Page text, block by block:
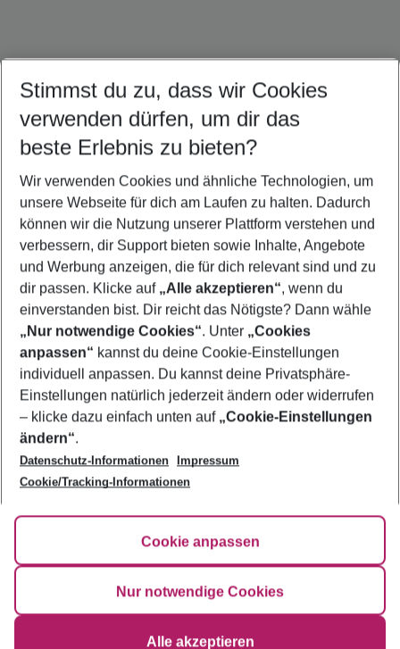
Ergebnisse filtern
Quicklinks
Pauschalreisen Durrës
Famillienurlaub Durrës
Footer
Footer navigation
Über uns
AGB
Bestpreisgarantie
Cookie-Einstellungen ändern
Cookie-Richtlinie
Impressum
Agenturbetreuung
Barrierefreies Reisen
HanseMerkur Reiseversicherung
Hilfe & Kontakt
Folge uns
Stimmst du zu, dass wir Cookies
verwenden dürfen, um dir das
beste Erlebnis zu bieten?
Wir verwenden Cookies und ähnliche Technologien, um
unsere Webseite für dich am Laufen zu halten. Dadurch
können wir die Nutzung unserer Plattform verstehen und
verbessern, dir Support bieten sowie Inhalte, Angebote
und Werbung anzeigen, die für dich relevant sind und zu
dir passen. Klicke auf „Alle akzeptieren“, wenn du
einverstanden bist. Dir reicht das Nötigste? Dann wähle
„Nur notwendige Cookies“. Unter „Cookies
anpassen“ kannst du deine Cookie-Einstellungen
individuell anpassen. Du kannst deine Privatsphäre-
Einstellungen natürlich jederzeit ändern oder widerrufen
– klicke dazu einfach unten auf „Cookie-Einstellungen
ändern“.
Datenschutz-Informationen
Impressum
Cookie/Tracking-Informationen
Cookie anpassen
Nur notwendige Cookies
Alle akzeptieren